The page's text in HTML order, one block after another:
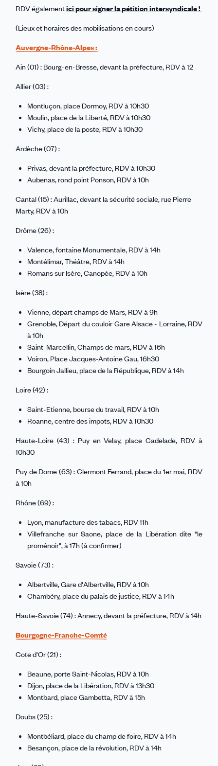
RDV égalementici pour signer la pétition intersyndicale !
(Lieux et horaires des mobilisations en cours)
Auvergne-Rhône-Alpes :
Ain (01) : Bourg-en-Bresse, devant la préfecture, RDV à 12
Allier (03) :
Montluçon, place Dormoy, RDV à 10h30
Moulin, place de la Liberté, RDV à 10h30
Vichy, place de la poste, RDV à 10h30
Ardèche (07) :
Privas, devant la préfecture, RDV à 10h30
Aubenas, rond point Ponson, RDV à 10h
Cantal (15) : Aurillac, devant la sécurité sociale, rue Pierre
Marty, RDV à 10h
Drôme (26) :
Valence, fontaine Monumentale, RDV à 14h
Montélimar, Théâtre, RDV à 14h
Romans sur Isère, Canopée, RDV à 10h
Isère (38) :
Vienne, départ champs de Mars, RDV à 9h
Grenoble, Départ du couloir Gare Alsace - Lorraine, RDV
à 10h
Saint-Marcellin, Champs de mars, RDV à 16h
Voiron, Place Jacques-Antoine Gau, 16h30
Bourgoin Jallieu, place de la République, RDV à 14h
Loire (42) :
Saint-Etienne, bourse du travail, RDV à 10h
Roanne, centre des impots, RDV à 10h30
Haute-Loire (43) : Puy en Velay, place Cadelade, RDV à
10h30
Puy de Dome (63) : Clermont Ferrand, place du 1er mai, RDV
à 10h
Rhône (69) :
Lyon, manufacture des tabacs, RDV 11h
Villefranche sur Saone, place de la Libération dite "le
proménoir", à 17h (à confirmer)
Savoie (73) :
Albertville, Gare d'Albertville, RDV à 10h
Chambéry, place du palais de justice, RDV à 14h
Haute-Savoie (74) : Annecy, devant la préfecture, RDV à 14h
Bourgogne-Franche-Comté
Cote d'Or (21) :
Beaune, porte Saint-Nicolas, RDV à 10h
Dijon, place de la Libération, RDV à 13h30
Montbard, place Gambetta, RDV à 15h
Doubs (25) :
Montbéliard, place du champ de foire, RDV à 14h
Besançon, place de la révolution, RDV à 14h